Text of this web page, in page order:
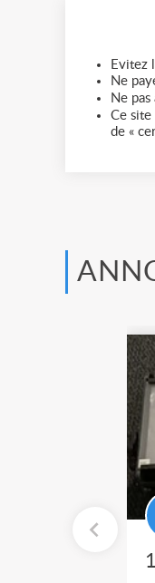
Evitez
Ne
Ne
Ce site
de «